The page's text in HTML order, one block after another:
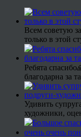
Всем советую
только в этой
Ребята
благодарна за
Удивить
художники,